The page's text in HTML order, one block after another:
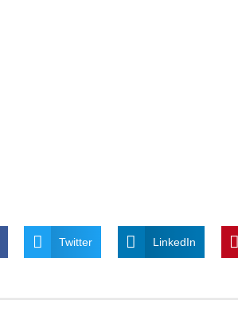
Twitter LinkedIn